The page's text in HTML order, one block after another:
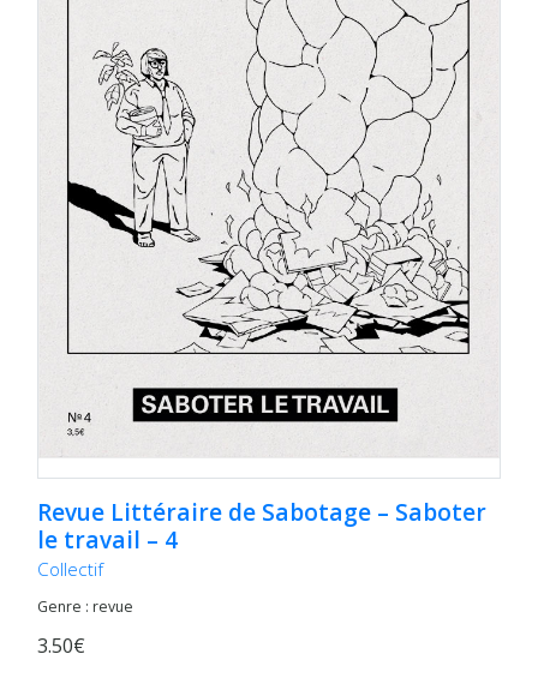
Revue Littéraire de Sabotage – Saboter
le travail – 4
Collectif
Genre : revue
3.50€